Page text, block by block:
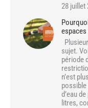
28 juillet
espaces
sujet.
période
n’est
d’eau
litres,